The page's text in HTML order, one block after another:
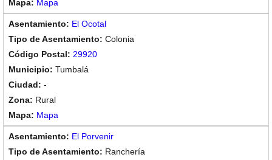
Mapa
El Ocotal
Colonia
29920
Tumbalá
-
Rural
Mapa
El Porvenir
Ranchería